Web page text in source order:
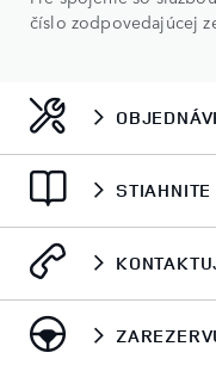
číslo zodpovedajúcej